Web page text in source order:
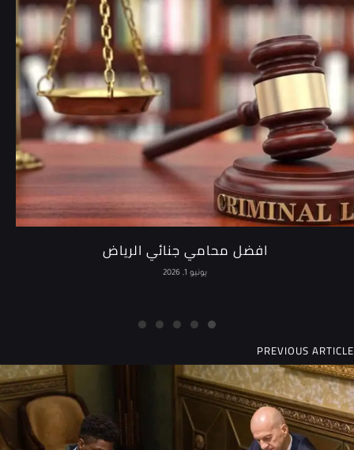
افضل محامي جنائي الرياض
يونيو 1, 2026
PREVIOUS ARTICLE